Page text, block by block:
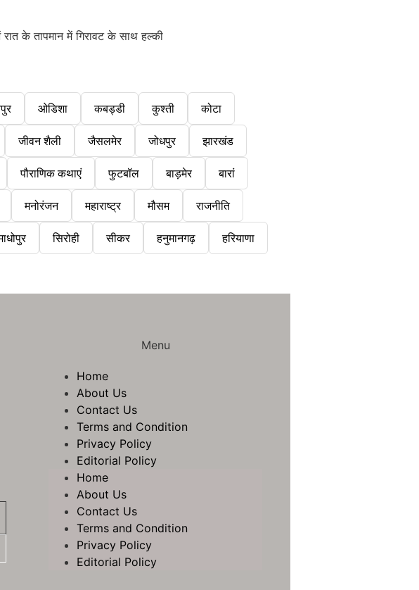
के तापमान में गिरावट के साथ हल्की
ओडिशा कबड्डी कुश्ती कोटा
जीवन शैली जैसलमेर जोधपुर झारखंड
पौराणिक कथाएं फुटबॉल बाड़मेर बारां
मनोरंजन महाराष्ट्र मौसम राजनीति
सिरोही सीकर हनुमानगढ़ हरियाणा
Menu
Home
About Us
Contact Us
Terms and Condition
Privacy Policy
Editorial Policy
Home
About Us
Contact Us
Terms and Condition
Privacy Policy
Editorial Policy